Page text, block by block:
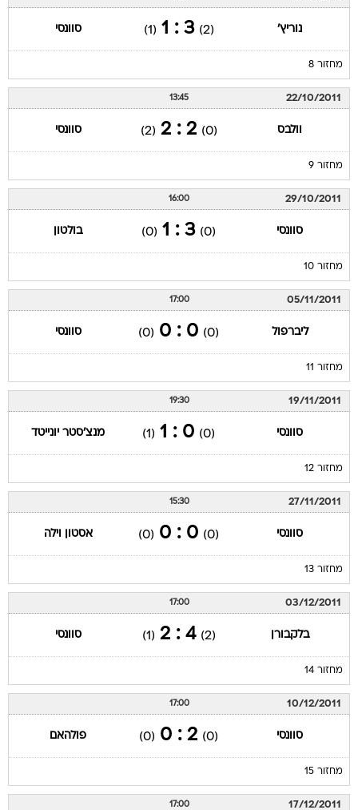
נוריץ' (2)
3 : 1
(1) סוונסי
מחזור 8
22/10/2011
13:45
וולבס (0)
2 : 2
(2) סוונסי
מחזור 9
29/10/2011
16:00
סוונסי (0)
3 : 1
(0) בולטון
מחזור 10
05/11/2011
17:00
ליברפול (0)
0 : 0
(0) סוונסי
מחזור 11
19/11/2011
19:30
סוונסי (0)
0 : 1
(1) מנצ'סטר יונייטד
מחזור 12
27/11/2011
15:30
סוונסי (0)
0 : 0
(0) אסטון וילה
מחזור 13
03/12/2011
17:00
בלקבורן (2)
4 : 2
(1) סוונסי
מחזור 14
10/12/2011
17:00
סוונסי (0)
2 : 0
(0) פולהאם
מחזור 15
17/12/2011
17:00